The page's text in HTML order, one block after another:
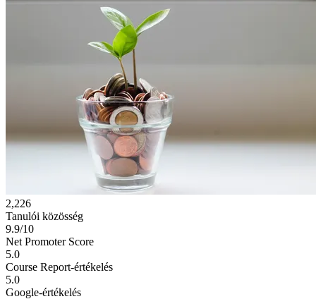
2,226
Tanulói közösség
9.9/10
Net Promoter Score
5.0
Course Report-értékelés
5.0
Google-értékelés